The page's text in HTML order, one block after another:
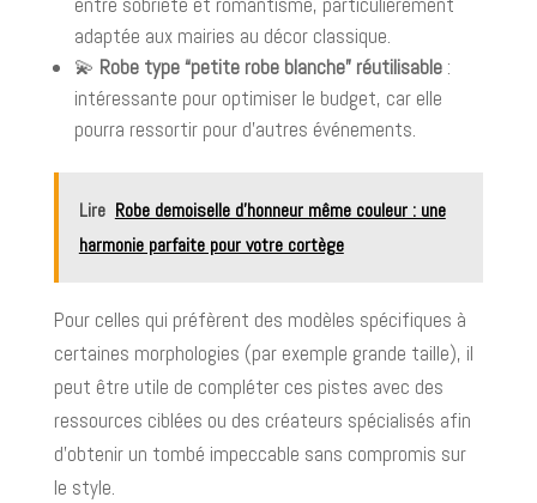
adaptée aux mairies au décor classique.
💫 Robe type “petite robe blanche” réutilisable:
intéressante pour optimiser le budget, car elle
pourra ressortir pour d’autres événements.
Lire Robe demoiselle d’honneur même couleur : une
harmonie parfaite pour votre cortège
Pour celles qui préfèrent des modèles spécifiques à
certaines morphologies (par exemple grande taille), il
peut être utile de compléter ces pistes avec des
ressources ciblées ou des créateurs spécialisés afin
d’obtenir un tombé impeccable sans compromis sur
le style.